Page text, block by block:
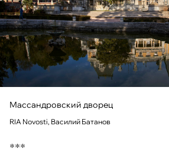
Массандровский дворец
RIA Novosti, Василий Батанов
***